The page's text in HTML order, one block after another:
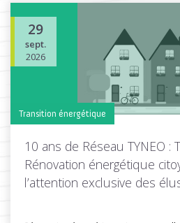
Toutes les actus de cette
29
sept.
2026
Transition énergétique
10 ans de Réseau TYNEO :
Rénovation énergétique
l’attention exclusive des